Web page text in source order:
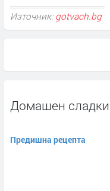
Източник: gotvach.bg
Домашен
Предишна рецепта